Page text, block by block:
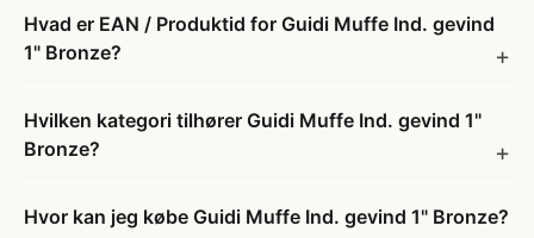
Hvad er EAN / Produktid for Guidi Muffe Ind. gevind
1" Bronze?
Hvilken kategori tilhører Guidi Muffe Ind. gevind 1"
Bronze?
Hvor kan jeg købe Guidi Muffe Ind. gevind 1" Bronze?